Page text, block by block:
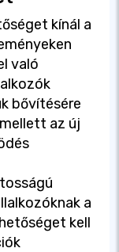
kínál a
való
bővítésére
az új
a
kell